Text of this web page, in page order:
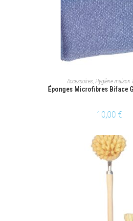
AJOUTER AU
Accessoires, Hygiène maison
Éponges Microfibres Biface
10,00 €